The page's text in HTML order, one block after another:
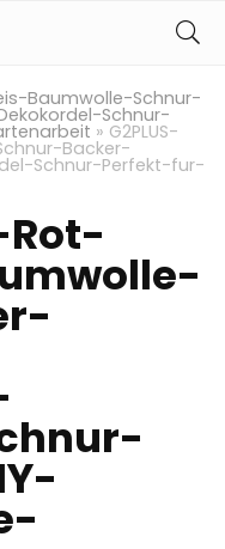
Baumwolle-Schnur-
Schnur-
» G2PLUS-
Backer-
Schnur-Perfekt-fur-
Rot-